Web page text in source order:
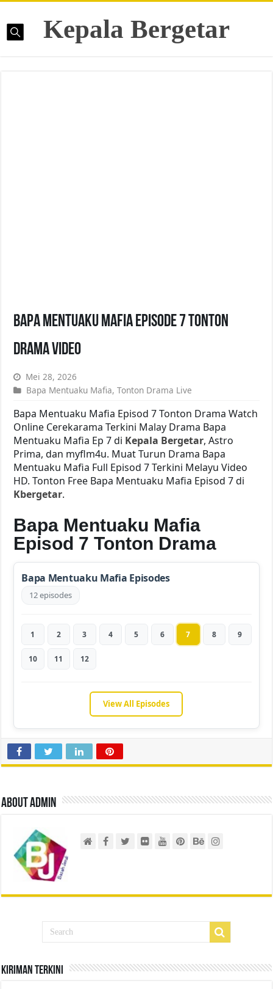
Kepala Bergetar
Bapa Mentuaku Mafia Episode 7 Tonton
Drama Video
Mei 28, 2026
Bapa Mentuaku Mafia,Tonton Drama Live
Bapa Mentuaku Mafia Episod 7 Tonton Drama Watch
Online Cerekarama Terkini Malay Drama Bapa
Mentuaku Mafia Ep 7 di Kepala Bergetar, Astro
Prima, dan myflm4u. Muat Turun Drama Bapa
Mentuaku Mafia Full Episod 7 Terkini Melayu Video
HD. Tonton Free Bapa Mentuaku Mafia Episod 7 di
Kbergetar.
Bapa Mentuaku Mafia
Episod 7 Tonton Drama
Bapa Mentuaku Mafia Episodes
12 episodes
1 2 3 4 5 6 7 8 9
10 11 12
View All Episodes
About admin
Kiriman Terkini